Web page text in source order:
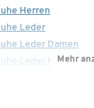
Herren
Leder
Leder Damen
Leder Herren
Mehr